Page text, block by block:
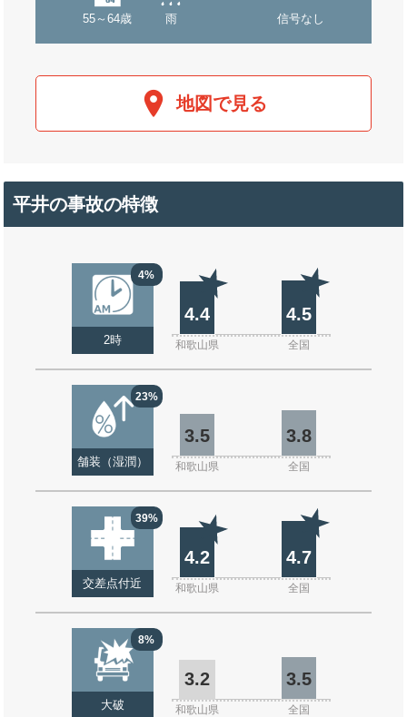
55～64歳 雨 信号なし
地図で見る
平井の事故の特徴
4%
2時
4.4 4.5
和歌山県 全国
23%
舗装（湿潤）
3.5 3.8
和歌山県 全国
39%
交差点付近
4.2 4.7
和歌山県 全国
8%
大破
3.2 3.5
和歌山県 全国